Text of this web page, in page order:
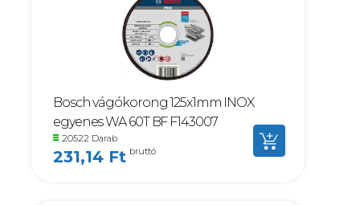
Bosch vágókorong 125x1mm INOX
egyenes WA 60T BF F143007
20522 Darab
231,14 Ft bruttó